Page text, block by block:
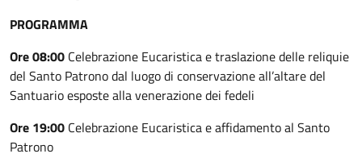
PROGRAMMA
Ore 08:00 Celebrazione Eucaristica e traslazione delle reliquie
del Santo Patrono dal luogo di conservazione all’altare del
Santuario esposte alla venerazione dei fedeli
Ore 19:00 Celebrazione Eucaristica e affidamento al Santo
Patrono